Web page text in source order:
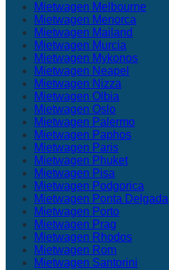
Mietwagen Melbourne
Mietwagen Menorca
Mietwagen Mailand
Mietwagen Murcia
Mietwagen Mykonos
Mietwagen Neapel
Mietwagen Nizza
Mietwagen Olbia
Mietwagen Oslo
Mietwagen Palermo
Mietwagen Paphos
Mietwagen Paris
Mietwagen Phuket
Mietwagen Pisa
Mietwagen Podgorica
Mietwagen Ponta Delgada
Mietwagen Porto
Mietwagen Prag
Mietwagen Rhodos
Mietwagen Rom
Mietwagen Santorini